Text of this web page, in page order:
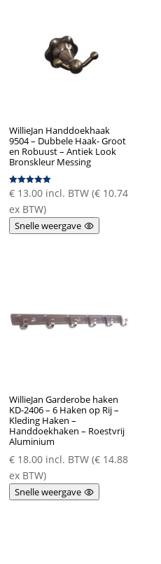
WillieJan Handdoekhaak
9504 – Dubbele Haak- Groot
en Robuust – Antiek Look
Bronskleur Messing
Gewaardeer
d
5.00
uit 5
€ 13.00 incl. BTW (€ 10.74
ex BTW)
Snelle weergave
WillieJan Garderobe haken
KD-2406 – 6 Haken op Rij –
Kleding Haken –
Handdoekhaken – Roestvrij
Aluminium
€ 18.00 incl. BTW (€ 14.88
ex BTW)
Snelle weergave